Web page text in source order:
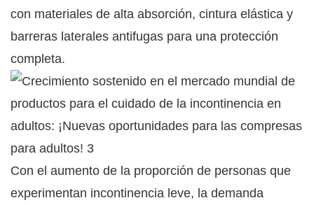
con materiales de alta absorción, cintura elástica y
barreras laterales antifugas para una protección
completa.
Con el aumento de la proporción de personas que
experimentan incontinencia leve, la demanda